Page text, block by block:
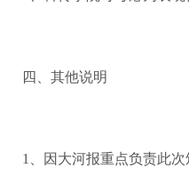
四、其他说明
1、因大河报重点负责此次